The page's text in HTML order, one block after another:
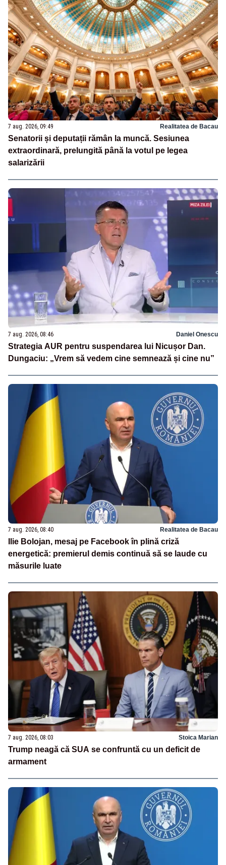
7 aug. 2026, 09:49 Realitatea de Bacau
Senatorii și deputații rămân la muncă. Sesiunea
extraordinară, prelungită până la votul pe legea
salarizării
7 aug. 2026, 08:46 Daniel Onescu
Strategia AUR pentru suspendarea lui Nicușor Dan.
Dungaciu: „Vrem să vedem cine semnează și cine nu”
7 aug. 2026, 08:40 Realitatea de Bacau
Ilie Bolojan, mesaj pe Facebook în plină criză
energetică: premierul demis continuă să se laude cu
măsurile luate
7 aug. 2026, 08:03 Stoica Marian
Trump neagă că SUA se confruntă cu un deficit de
armament